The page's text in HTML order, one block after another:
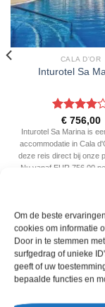
Om de beste
cookies om informatie
Door in te stemmen
surfgedrag of unieke
geeft of uw
bepaalde functies en
CALA D'OR
Inturotel Sa
4uit 5
€756,00
Inturotel Sa Marina is
accommodatie in Cala
deze reis direct bij onze
Nu vanaf EUR 756.00